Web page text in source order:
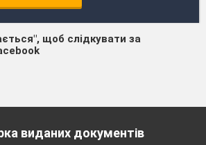
щоб слідкувати за
виданих документів